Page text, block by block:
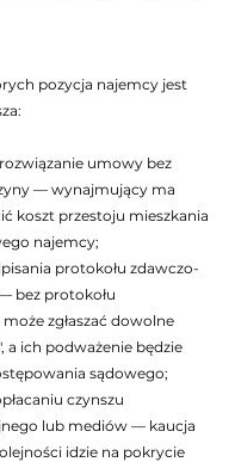
pozycja najemcy jest
umowy bez
— wynajmujący ma
koszt przestoju mieszkania
najemcy;
protokołu zdawczo-
bez protokołu
zgłaszać dowolne
a ich podważenie będzie
sądowego;
czynszu
lub mediów — kaucja
idzie na pokrycie